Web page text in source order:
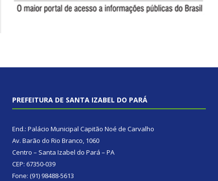
PREFEITURA DE SANTA IZABEL DO PARÁ
End.: Palácio Municipal Capitão Noé de Carvalho
Av. Barão do Rio Branco, 1060
Centro – Santa Izabel do Pará – PA
CEP: 67350-039
Fone: (91) 98488-5613